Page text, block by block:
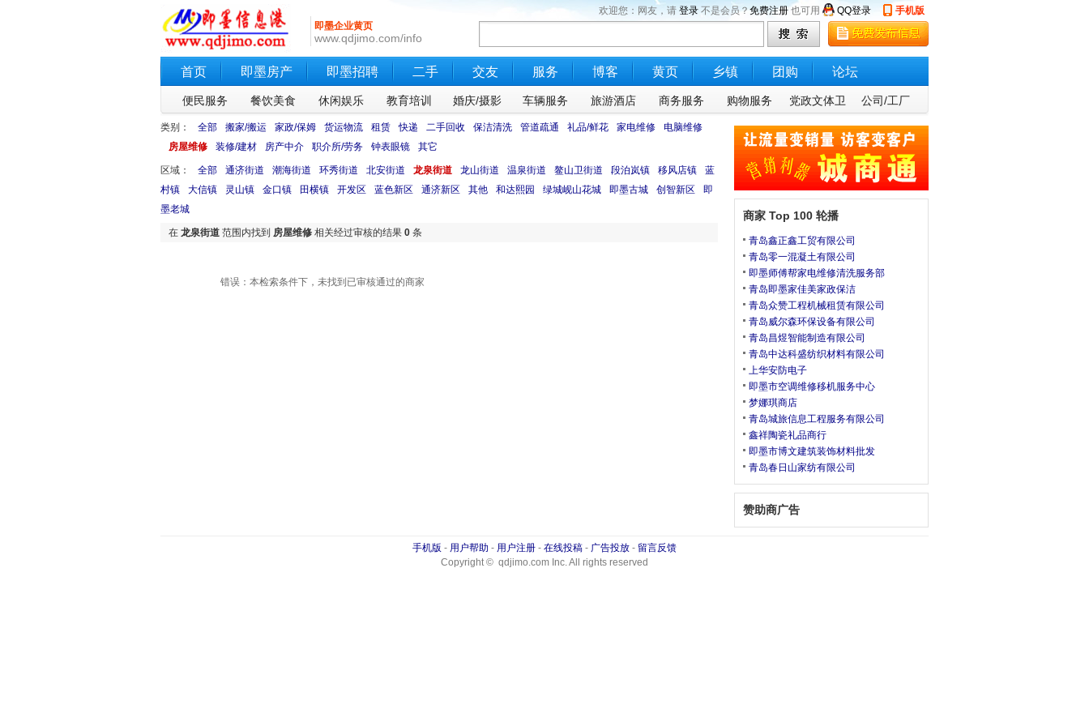
即墨企业黄页
www.qdjimo.com/info
欢迎您：网友，请 登录 不是会员？免费注册 也可用 QQ登录 手机版
首页 即墨房产 即墨招聘 二手 交友 服务 博客 黄页 乡镇 团购 论坛
便民服务 餐饮美食 休闲娱乐 教育培训 婚庆/摄影 车辆服务 旅游酒店 商务服务 购物服务 党政文体卫 公司/工厂
类别： 全部 搬家/搬运 家政/保姆 货运物流 租赁 快递 二手回收 保洁清洗 管道疏通 礼品/鲜花 家电维修
电脑维修
房屋维修
装修/建材 房产中介 职介所/劳务 钟表眼镜 其它
区域： 全部 通济街道 潮海街道 环秀街道 北安街道 龙泉街道 龙山街道 温泉街道 鳌山卫街道 段泊岚镇 移风店镇
蓝
村镇
大信镇 灵山镇 金口镇 田横镇 开发区 蓝色新区 通济新区 其他 和达熙园 绿城岘山花城 即墨古城 创智新区
即
墨老城
在 龙泉街道 范围内找到 房屋维修 相关经过审核的结果 0 条
错误：本检索条件下，未找到已审核通过的商家
商家 Top 100 轮播
青岛鑫正鑫工贸有限公司
青岛零一混凝土有限公司
即墨师傅帮家电维修清洗服务部
青岛即墨家佳美家政保洁
青岛众赞工程机械租赁有限公司
青岛威尔森环保设备有限公司
青岛昌煜智能制造有限公司
青岛中达科盛纺织材料有限公司
上华安防电子
即墨市空调维修移机服务中心
梦娜琪商店
青岛城旅信息工程服务有限公司
鑫祥陶瓷礼品商行
即墨市博文建筑装饰材料批发
青岛春日山家纺有限公司
赞助商广告
手机版 - 用户帮助 - 用户注册 - 在线投稿 - 广告投放 - 留言反馈
Copyright © qdjimo.com Inc. All rights reserved